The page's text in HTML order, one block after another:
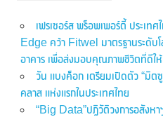
เฟรเซอร์ส พร็อพเพอร์ตี้ ประเท
Edge คว้า Fitwel มาตรฐานระดับโ
อาคาร เพื่อส่งมอบคุณภาพชีวิตที่ดีให้
วัน แบงค็อก เตรียมเปิดตัว “มิต
คลาส แห่งแรกในประเทศไทย
“Big Data”ปฏิวัติวงการอสังห